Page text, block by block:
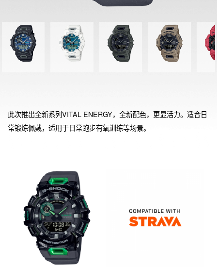
此次推出全新系列VITAL ENERGY，全新配色，更显活力。适合日
常锻炼佩戴，适用于日常跑步有氧训练等场景。